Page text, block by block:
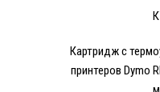
Картридж с
принтеров Dymo